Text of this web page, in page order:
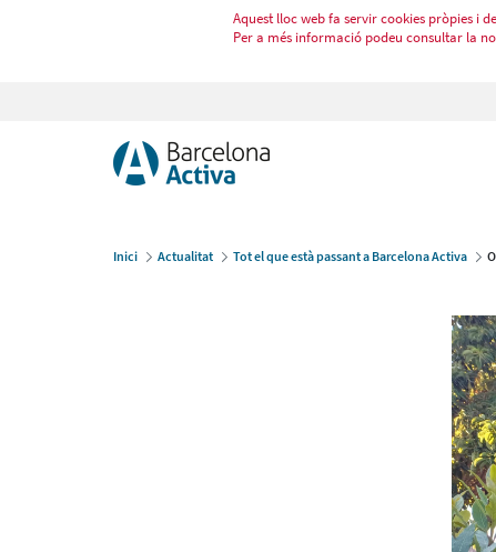
Aquest lloc web fa servir cookies pròpies i
Per a més informació podeu consultar la
Inici Actualitat Tot el que està passant a Barcelona Activa